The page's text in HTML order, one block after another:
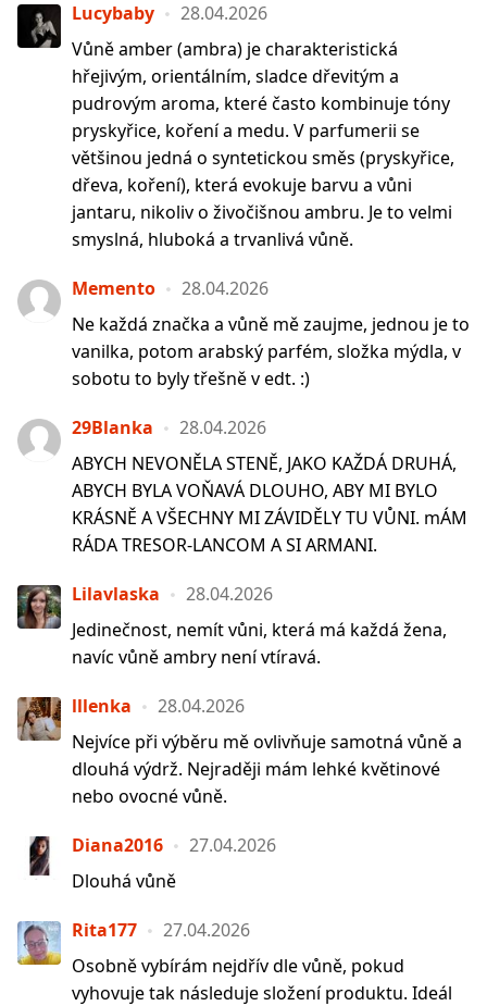
Lucybaby
28.04.2026
Vůně amber (ambra) je charakteristická
hřejivým, orientálním, sladce dřevitým a
pudrovým aroma, které často kombinuje tóny
pryskyřice, koření a medu. V parfumerii se
většinou jedná o syntetickou směs (pryskyřice,
dřeva, koření), která evokuje barvu a vůni
jantaru, nikoliv o živočišnou ambru. Je to velmi
smyslná, hluboká a trvanlivá vůně.
Memento
28.04.2026
Ne každá značka a vůně mě zaujme, jednou je to
vanilka, potom arabský parfém, složka mýdla, v
sobotu to byly třešně v edt. :)
29Blanka
28.04.2026
ABYCH NEVONĚLA STENĚ, JAKO KAŽDÁ DRUHÁ,
ABYCH BYLA VOŇAVÁ DLOUHO, ABY MI BYLO
KRÁSNĚ A VŠECHNY MI ZÁVIDĚLY TU VŮNI. mÁM
RÁDA TRESOR-LANCOM A SI ARMANI.
Lilavlaska
28.04.2026
Jedinečnost, nemít vůni, která má každá žena,
navíc vůně ambry není vtíravá.
lllenka
28.04.2026
Nejvíce při výběru mě ovlivňuje samotná vůně a
dlouhá výdrž. Nejraději mám lehké květinové
nebo ovocné vůně.
Diana2016
27.04.2026
Dlouhá vůně
Rita177
27.04.2026
Osobně vybírám nejdřív dle vůně, pokud
vyhovuje tak následuje složení produktu. Ideál